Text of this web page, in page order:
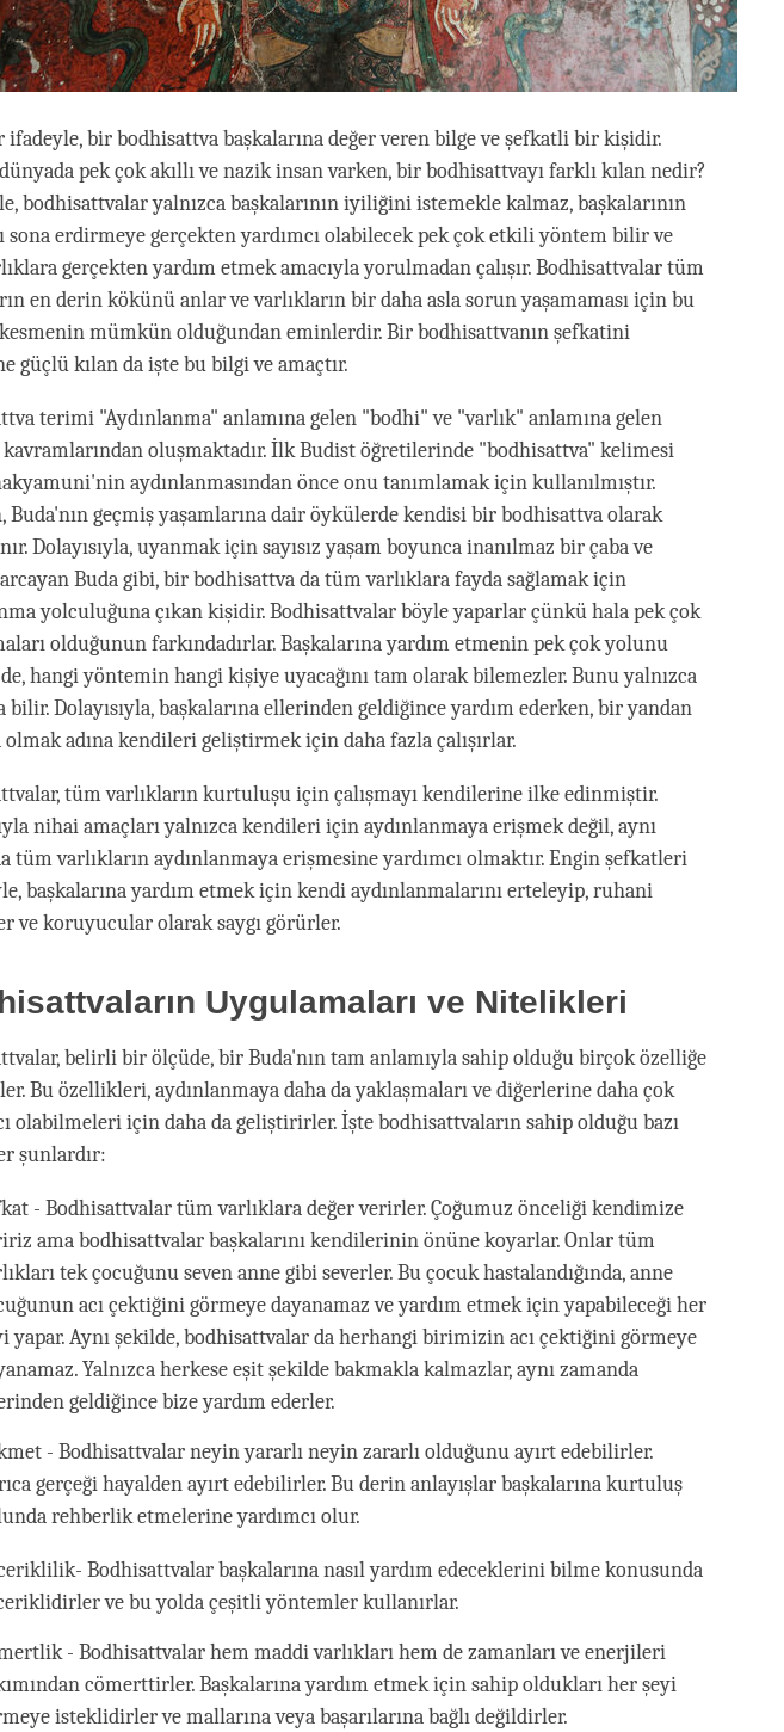
ifadeyle, bir bodhisattva başkalarına değer veren bilge ve şefkatli bir kişidir.
pek çok akıllı ve nazik insan varken, bir bodhisattvayı farklı kılan nedir?
bodhisattvalar yalnızca başkalarının iyiliğini istemekle kalmaz, başkalarının
sona erdirmeye gerçekten yardımcı olabilecek pek çok etkili yöntem bilir ve
gerçekten yardım etmek amacıyla yorulmadan çalışır. Bodhisattvalar tüm
en derin kökünü anlar ve varlıkların bir daha asla sorun yaşamaması için bu
mümkün olduğundan eminlerdir. Bir bodhisattvanın şefkatini
güçlü kılan da işte bu bilgi ve amaçtır.
terimi "Aydınlanma" anlamına gelen "bodhi" ve "varlık" anlamına gelen
kavramlarından oluşmaktadır. İlk Budist öğretilerinde "bodhisattva" kelimesi
aydınlanmasından önce onu tanımlamak için kullanılmıştır.
Buda'nın geçmiş yaşamlarına dair öykülerde kendisi bir bodhisattva olarak
Dolayısıyla, uyanmak için sayısız yaşam boyunca inanılmaz bir çaba ve
Buda gibi, bir bodhisattva da tüm varlıklara fayda sağlamak için
yolculuğuna çıkan kişidir. Bodhisattvalar böyle yaparlar çünkü hala pek çok
olduğunun farkındadırlar. Başkalarına yardım etmenin pek çok yolunu
hangi yöntemin hangi kişiye uyacağını tam olarak bilemezler. Bunu yalnızca
bilir. Dolayısıyla, başkalarına ellerinden geldiğince yardım ederken, bir yandan
olmak adına kendileri geliştirmek için daha fazla çalışırlar.
tüm varlıkların kurtuluşu için çalışmayı kendilerine ilke edinmiştir.
nihai amaçları yalnızca kendileri için aydınlanmaya erişmek değil, aynı
tüm varlıkların aydınlanmaya erişmesine yardımcı olmaktır. Engin şefkatleri
başkalarına yardım etmek için kendi aydınlanmalarını erteleyip, ruhani
ve koruyucular olarak saygı görürler.
Uygulamaları ve Nitelikleri
belirli bir ölçüde, bir Buda'nın tam anlamıyla sahip olduğu birçok özelliğe
Bu özellikleri, aydınlanmaya daha da yaklaşmaları ve diğerlerine daha çok
olabilmeleri için daha da geliştirirler. İşte bodhisattvaların sahip olduğu bazı
şunlardır:
- Bodhisattvalar tüm varlıklara değer verirler. Çoğumuz önceliği kendimize
ama bodhisattvalar başkalarını kendilerinin önüne koyarlar. Onlar tüm
tek çocuğunu seven anne gibi severler. Bu çocuk hastalandığında, anne
acı çektiğini görmeye dayanamaz ve yardım etmek için yapabileceği her
yapar. Aynı şekilde, bodhisattvalar da herhangi birimizin acı çektiğini görmeye
Yalnızca herkese eşit şekilde bakmakla kalmazlar, aynı zamanda
geldiğince bize yardım ederler.
- Bodhisattvalar neyin yararlı neyin zararlı olduğunu ayırt edebilirler.
gerçeği hayalden ayırt edebilirler. Bu derin anlayışlar başkalarına kurtuluş
rehberlik etmelerine yardımcı olur.
Bodhisattvalar başkalarına nasıl yardım edeceklerini bilme konusunda
ve bu yolda çeşitli yöntemler kullanırlar.
- Bodhisattvalar hem maddi varlıkları hem de zamanları ve enerjileri
cömerttirler. Başkalarına yardım etmek için sahip oldukları her şeyi
isteklidirler ve mallarına veya başarılarına bağlı değildirler.